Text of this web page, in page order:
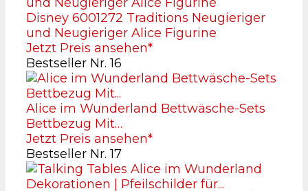
Disney 6001272 Traditions Neugieriger
und Neugieriger Alice Figurine
Jetzt Preis ansehen*
Bestseller Nr. 16
Alice im Wunderland Bettwäsche-Sets
Bettbezug Mit…
Jetzt Preis ansehen*
Bestseller Nr. 17